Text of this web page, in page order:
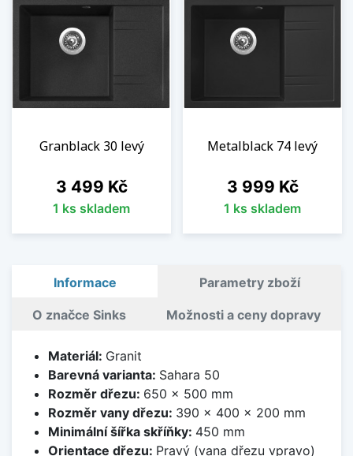
Granblack 30 levý
Cena
3 499 Kč
1 ks skladem
Metalblack 74 levý
Cena
3 999 Kč
1 ks skladem
Informace Parametry zboží
O značce Sinks Možnosti a ceny dopravy
Materiál: Granit
Barevná varianta: Sahara 50
Rozměr dřezu: 650 x 500 mm
Rozměr vany dřezu: 390 x 400 x 200 mm
Minimální šířka skříňky: 450 mm
Orientace dřezu: Pravý (vana dřezu vpravo)